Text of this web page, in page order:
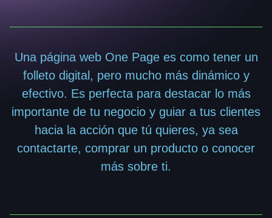
Una página web One Page es como tener un
folleto digital, pero mucho más dinámico y
efectivo. Es perfecta para destacar lo más
importante de tu negocio y guiar a tus clientes
hacia la acción que tú quieres, ya sea
contactarte, comprar un producto o conocer
más sobre ti.